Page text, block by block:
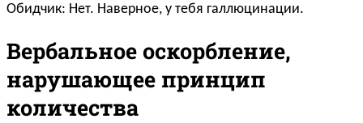
Обидчик: Нет. Наверное, у тебя галлюцинации.
Вербальное оскорбление,
нарушающее принцип
количества